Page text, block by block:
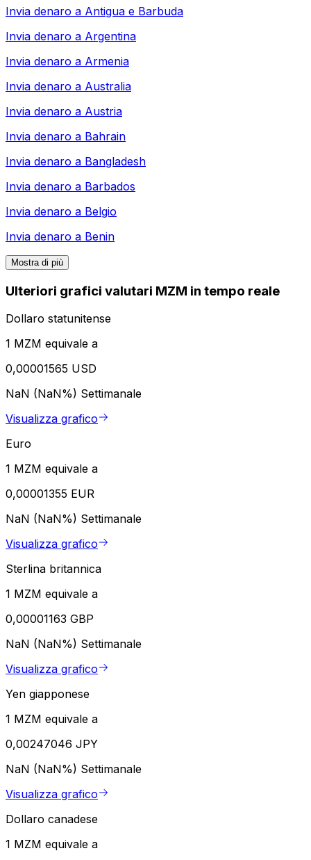
Invia denaro a Antigua e Barbuda
Invia denaro a Argentina
Invia denaro a Armenia
Invia denaro a Australia
Invia denaro a Austria
Invia denaro a Bahrain
Invia denaro a Bangladesh
Invia denaro a Barbados
Invia denaro a Belgio
Invia denaro a Benin
Mostra di più
Ulteriori grafici valutari MZM in tempo reale
Dollaro statunitense
1 MZM equivale a
0,00001565 USD
NaN (NaN%) Settimanale
Visualizza grafico
Euro
1 MZM equivale a
0,00001355 EUR
NaN (NaN%) Settimanale
Visualizza grafico
Sterlina britannica
1 MZM equivale a
0,00001163 GBP
NaN (NaN%) Settimanale
Visualizza grafico
Yen giapponese
1 MZM equivale a
0,00247046 JPY
NaN (NaN%) Settimanale
Visualizza grafico
Dollaro canadese
1 MZM equivale a